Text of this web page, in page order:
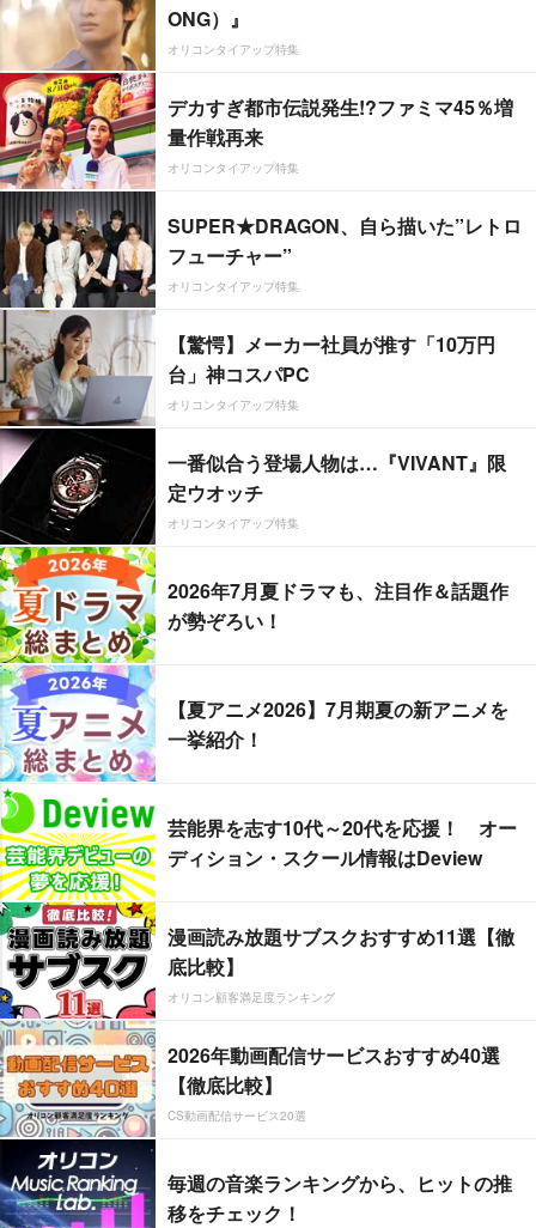
ONG）』
オリコンタイアップ特集
デカすぎ都市伝説発生!?ファミマ45％増
量作戦再来
オリコンタイアップ特集
SUPER★DRAGON、自ら描いた”レトロ
フューチャー”
オリコンタイアップ特集
【驚愕】メーカー社員が推す「10万円
台」神コスパPC
オリコンタイアップ特集
一番似合う登場人物は…『VIVANT』限
定ウオッチ
オリコンタイアップ特集
2026年7月夏ドラマも、注目作＆話題作
が勢ぞろい！
【夏アニメ2026】7月期夏の新アニメを
一挙紹介！
芸能界を志す10代～20代を応援！ オー
ディション・スクール情報はDeview
漫画読み放題サブスクおすすめ11選【徹
底比較】
オリコン顧客満足度ランキング
2026年動画配信サービスおすすめ40選
【徹底比較】
CS動画配信サービス20選
毎週の音楽ランキングから、ヒットの推
移をチェック！